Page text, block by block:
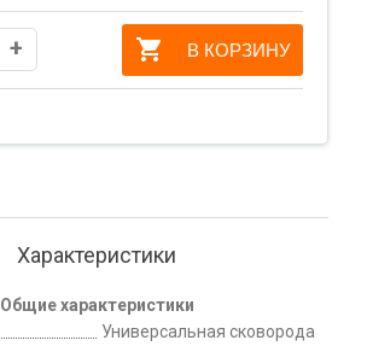
+ В КОРЗИНУ
Характеристики
Общие характеристики
Универсальная сковорода